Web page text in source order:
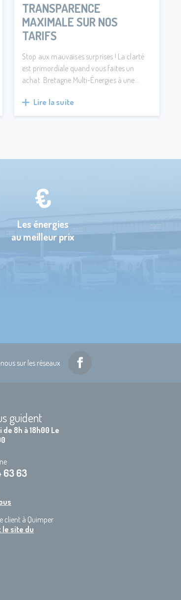
TRANSPARENCE
MAXIMALE SUR NOS
TARIFS
Stop aux mauvaises surprises ! La clarté
est primordiale quand vous faites un
achat. Bretagne Multi-Énergies à une
site incluent systématiquement les frais
de livraison.
Lire la suite
Les énergies
au meilleur prix
sur les réseaux
guident
8h à 18h00 Le
63 63
client à Quimper
le site du